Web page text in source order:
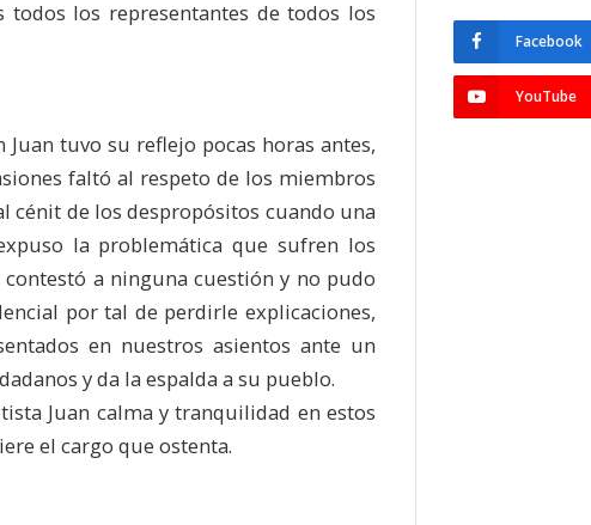
los representantes de todos los
tuvo su reflejo pocas horas antes,
faltó al respeto de los miembros
cénit de los despropósitos cuando una
la problemática que sufren los
a ninguna cuestión y no pudo
por tal de perdirle explicaciones,
en nuestros asientos ante un
y da la espalda a su pueblo.
Juan calma y tranquilidad en estos
el cargo que ostenta.
Facebook
YouTube